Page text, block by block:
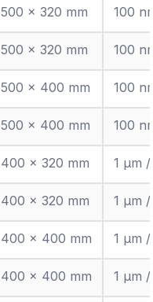
500 × 320 mm 100
500 × 320 mm 100
500 × 400 mm 100
500 × 400 mm 100
400 × 320 mm 1 µm
400 × 320 mm 1 µm
400 × 400 mm 1 µm
400 × 400 mm 1 µm